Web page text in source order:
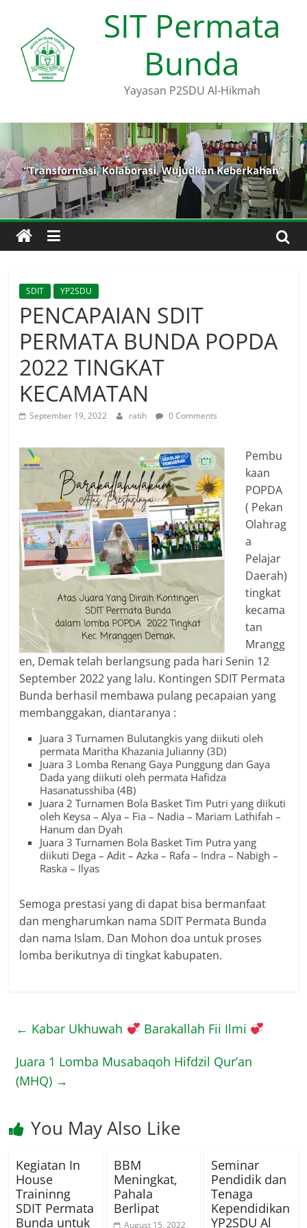
content
SIT Permata
Bunda
Yayasan P2SDU Al-Hikmah
SDIT YP2SDU
PENCAPAIAN SDIT
PERMATA BUNDA POPDA
2022 TINGKAT
KECAMATAN
September 19, 2022 ratih 0 Comments
Pembu
kaan
POPDA
( Pekan
Olahrag
a
Pelajar
Daerah)
tingkat
kecama
tan
Mrangg
en, Demak telah berlangsung pada hari Senin 12
September 2022 yang lalu. Kontingen SDIT Permata
Bunda berhasil membawa pulang pecapaian yang
membanggakan, diantaranya :
Juara 3 Turnamen Bulutangkis yang diikuti oleh
permata Maritha Khazania Julianny (3D)
Juara 3 Lomba Renang Gaya Punggung dan Gaya
Dada yang diikuti oleh permata Hafidza
Hasanatusshiba (4B)
Juara 2 Turnamen Bola Basket Tim Putri yang diikuti
oleh Keysa – Alya – Fia – Nadia – Mariam Lathifah –
Hanum dan Dyah
Juara 3 Turnamen Bola Basket Tim Putra yang
diikuti Dega – Adit – Azka – Rafa – Indra – Nabigh –
Raska – Ilyas
Semoga prestasi yang di dapat bisa bermanfaat
dan mengharumkan nama SDIT Permata Bunda
dan nama Islam. Dan Mohon doa untuk proses
lomba berikutnya di tingkat kabupaten.
← Kabar Ukhuwah
Barakallah Fii Ilmi
Juara 1 Lomba Musabaqoh Hifdzil Qur’an
(MHQ) →
You May Also Like
Kegiatan In
House
Traininng
SDIT Permata
Bunda untuk
BBM
Meningkat,
Pahala
Berlipat
August 15, 2022
Seminar
Pendidik dan
Tenaga
Kependidikan
YP2SDU Al